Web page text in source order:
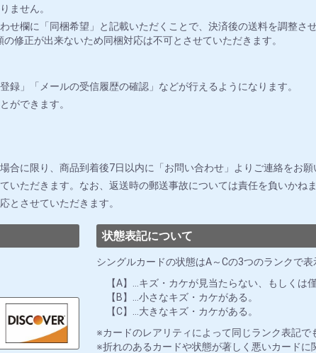
ません。
欄に「同梱希望」と記載いただくことで、決済後の送料を調整さ
修正が出来ないため同梱対応は不可とさせていただきます。
」「メールの受信履歴の確認」などが行えるようになります。
ができます。
に限り、商品到着後7日以内に「お問い合わせ」よりご連絡をお願
ただきます。なお、返送時の郵送事故については責任を負いかね
とさせていただきます。
状態表記について
シングルカードの状態はA～Cの3つのランクで表
【A】…キズ・カケが見当たらない、もしくは
【B】…小さなキズ・カケがある。
【C】…大きなキズ・カケがある。
カードのレアリティによって同じランク表記で
折れのあるカードや状態が著しく悪いカードに